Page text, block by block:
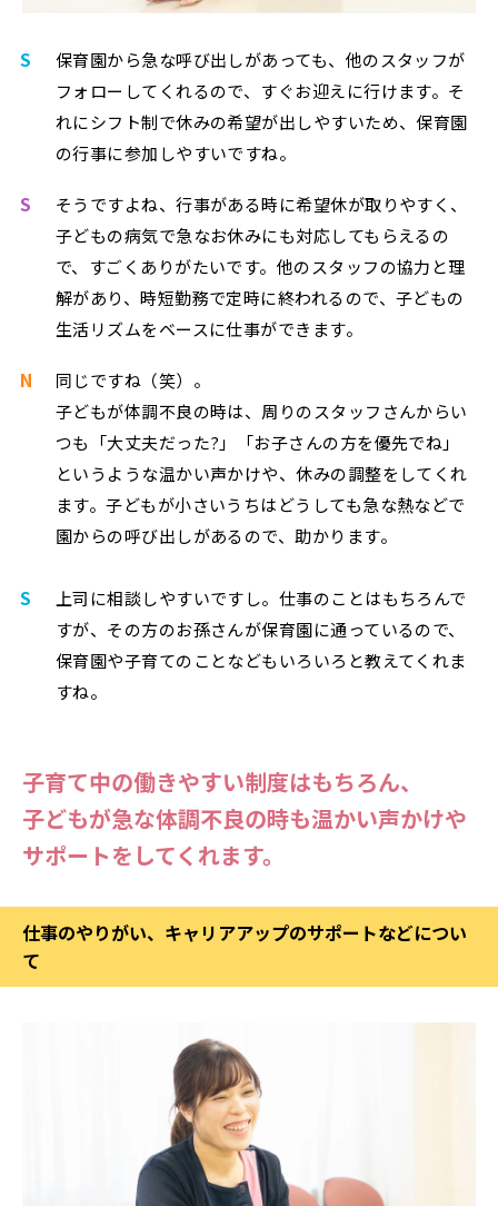
S
保育園から急な呼び出しがあっても、他のスタッフが
フォローしてくれるので、すぐお迎えに行けます。そ
れにシフト制で休みの希望が出しやすいため、保育園
の行事に参加しやすいですね。
S
そうですよね、行事がある時に希望休が取りやすく、
子どもの病気で急なお休みにも対応してもらえるの
で、すごくありがたいです。他のスタッフの協力と理
解があり、時短勤務で定時に終われるので、子どもの
生活リズムをベースに仕事ができます。
N
同じですね（笑）。
子どもが体調不良の時は、周りのスタッフさんからい
つも「大丈夫だった?」「お子さんの方を優先でね」
というような温かい声かけや、休みの調整をしてくれ
ます。子どもが小さいうちはどうしても急な熱などで
園からの呼び出しがあるので、助かります。
S
上司に相談しやすいですし。仕事のことはもちろんで
すが、その方のお孫さんが保育園に通っているので、
保育園や子育てのことなどもいろいろと教えてくれま
すね。
子育て中の働きやすい制度はもちろん、
子どもが急な体調不良の時も温かい声かけや
サポートをしてくれます。
仕事のやりがい、キャリアアップのサポートなどについ
て